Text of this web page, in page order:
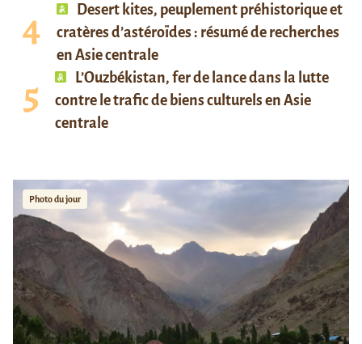
Desert kites, peuplement préhistorique et
cratères d’astéroïdes : résumé de recherches
en Asie centrale
L’Ouzbékistan, fer de lance dans la lutte
contre le trafic de biens culturels en Asie
centrale
Photo du jour